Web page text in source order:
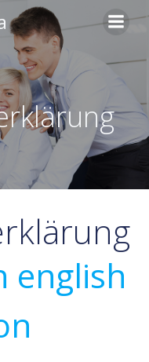
english